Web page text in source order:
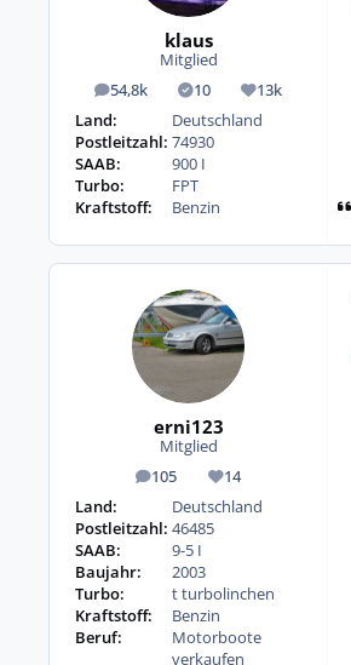
klaus
Mitglied
54,8k
Beiträge 10
Lösungen13k
Reputation
Land:
Deutschland
Postleitzahl: 74930
SAAB:
900 I
Turbo:
FPT
Kraftstoff:
Benzin
erni123
Mitglied
105
Beiträge 14
Reputation
Land:
Deutschland
Postleitzahl: 46485
SAAB:
9-5 I
Baujahr:
2003
Turbo:
t turbolinchen
Kraftstoff:
Benzin
Beruf:
Motorboote
verkaufen